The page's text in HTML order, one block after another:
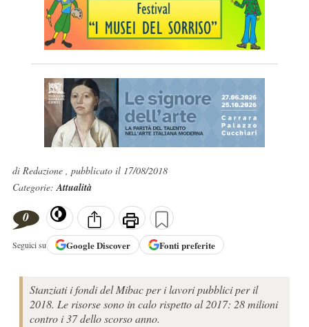
di Redazione , pubblicato il 17/08/2018
Categorie:Attualità
0
Seguici su GoogleDiscover Fonti preferite
Stanziati i fondi del Mibac per i lavori pubblici per il
2018. Le risorse sono in calo rispetto al 2017: 28 milioni
contro i 37 dello scorso anno.